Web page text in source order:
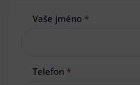
Vaše jméno *
Telefon *